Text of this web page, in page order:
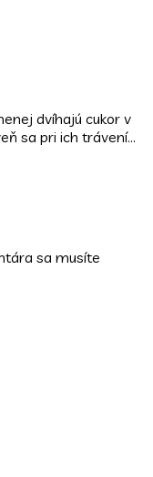
dvíhajú cukor v
sa pri ich trávení…
sa musíte